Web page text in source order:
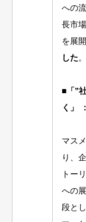
への
長市
を展開
した。
■ 「”
く」
マス
り、
トー
への
段と